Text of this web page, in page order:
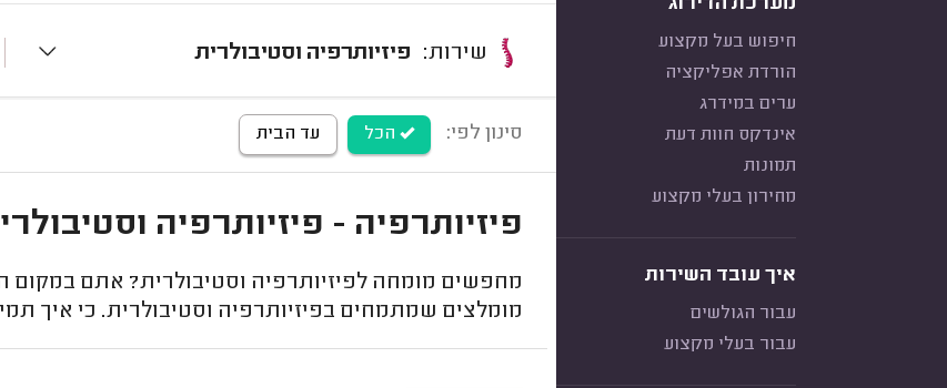
מערכת הדירוג
חיפוש בעל מקצוע
הורדת אפליקציה
ערים במידרג
אינדקס חוות דעת
תמונות
מחירון בעלי מקצוע
איך עובד השירות
עבור הגולשים
עבור בעלי מקצוע
פיזיותרפיה וסטיבולרית
סינון לפי: הכל עד הבית
פיזיותרפיה - פיזיותרפיה
מחפשים מומחה לפיזיותרפיה וסטיבולרית? אתם במקום
מומלצים שמתמחים בפיזיותרפיה וסטיבולרית. כי איך